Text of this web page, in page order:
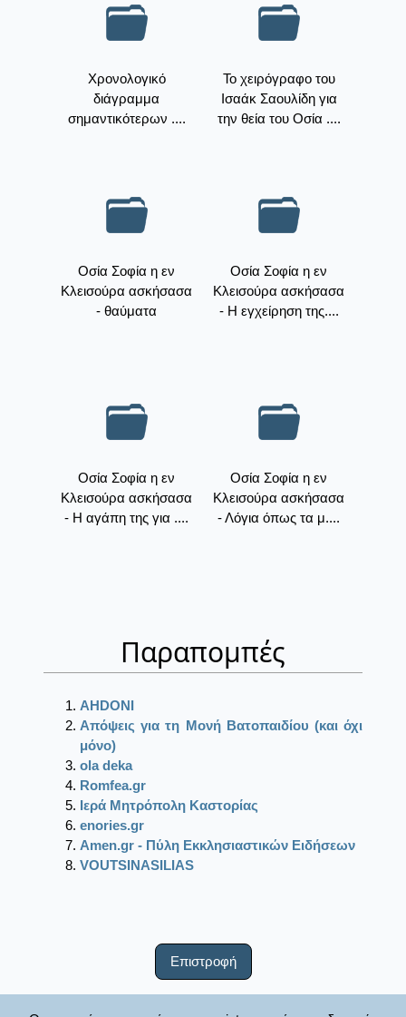
Χρονολογικό
διάγραμμα
σημαντικότερων ....
Το χειρόγραφο του
Ισαάκ Σαουλίδη για
την θεία του Οσία ....
Οσία Σοφία η εν
Κλεισούρα ασκήσασα
- θαύματα
Οσία Σοφία η εν
Κλεισούρα ασκήσασα
- Η εγχείρηση της....
Οσία Σοφία η εν
Κλεισούρα ασκήσασα
- Η αγάπη της για ....
Οσία Σοφία η εν
Κλεισούρα ασκήσασα
- Λόγια όπως τα μ....
Παραπομπές
AHDONI
Απόψεις για τη Μονή Βατοπαιδίου (και όχι
μόνο)
ola deka
Romfea.gr
Ιερά Μητρόπολη Καστορίας
enories.gr
Amen.gr - Πύλη Εκκλησιαστικών Ειδήσεων
VOUTSINASILIAS
Επιστροφή